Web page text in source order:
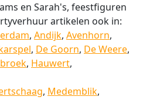
en Sarah's, feestfiguren
artikelen ook in:
, Andijk, Avenhorn,
, De Goorn, De Weere,
, Hauwert,
, Medemblik,